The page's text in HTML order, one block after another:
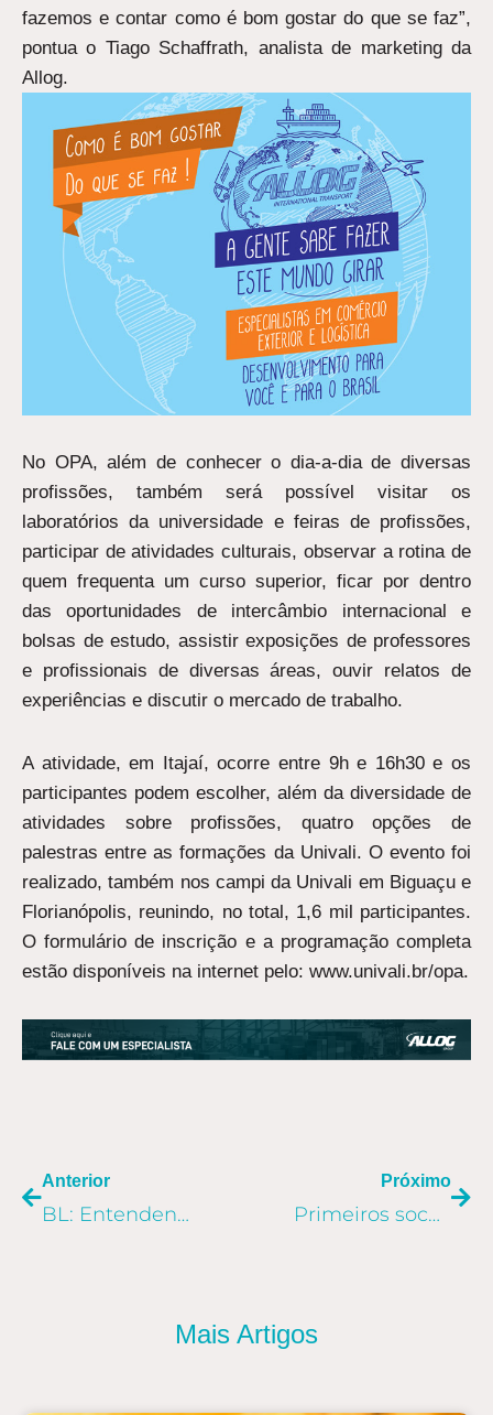
fazemos e contar como é bom gostar do que se faz”,
pontua o Tiago Schaffrath, analista de marketing da
Allog.
No OPA, além de conhecer o dia-a-dia de diversas
profissões, também será possível visitar os
laboratórios da universidade e feiras de profissões,
participar de atividades culturais, observar a rotina de
quem frequenta um curso superior, ficar por dentro
das oportunidades de intercâmbio internacional e
bolsas de estudo, assistir exposições de professores
e profissionais de diversas áreas, ouvir relatos de
experiências e discutir o mercado de trabalho.
A atividade, em Itajaí, ocorre entre 9h e 16h30 e os
participantes podem escolher, além da diversidade de
atividades sobre profissões, quatro opções de
palestras entre as formações da Univali. O evento foi
realizado, também nos campi da Univali em Biguaçu e
Florianópolis, reunindo, no total, 1,6 mil participantes.
O formulário de inscrição e a programação completa
estão disponíveis na internet pelo: www.univali.br/opa.
Anterior
BL: Entendendo o conhecimento marítimo
Próximo
Primeiros socorros: você sabe como ajudar quem precisa?
Mais Artigos